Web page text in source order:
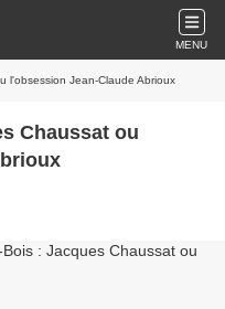
MENU
l'obsession Jean-Claude Abrioux
Chaussat ou